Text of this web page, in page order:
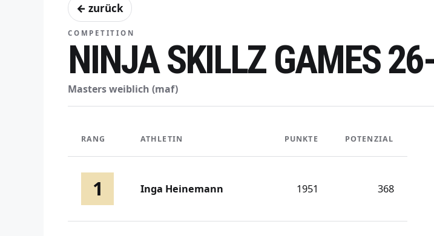
← zurück
COMPETITION
NINJA SKILLZ GAMES
Masters weiblich (maf)
RANG ATHLETIN PUNKTE POTENZIAL
1 Inga Heinemann 1951 368